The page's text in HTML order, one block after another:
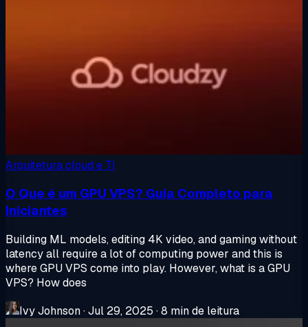
Arquitetura cloud e TI
O Que é um GPU VPS? Guia Completo para
Iniciantes
Building ML models, editing 4K video, and gaming without
latency all require a lot of computing power and this is
where GPU VPS come into play. However, what is a GPU
VPS? How does
Ivy Johnson·Jul 29, 2025 ·8 min de leitura